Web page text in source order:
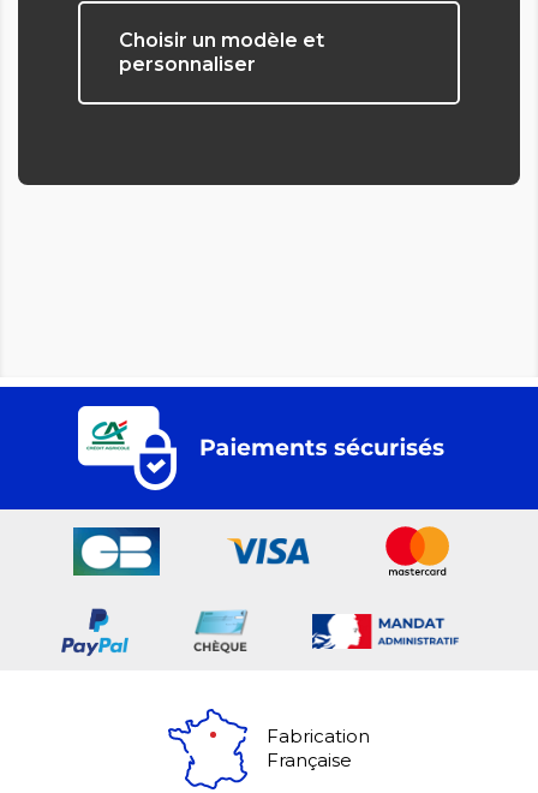
Choisir un modèle et
personnaliser
Fabrication
Française